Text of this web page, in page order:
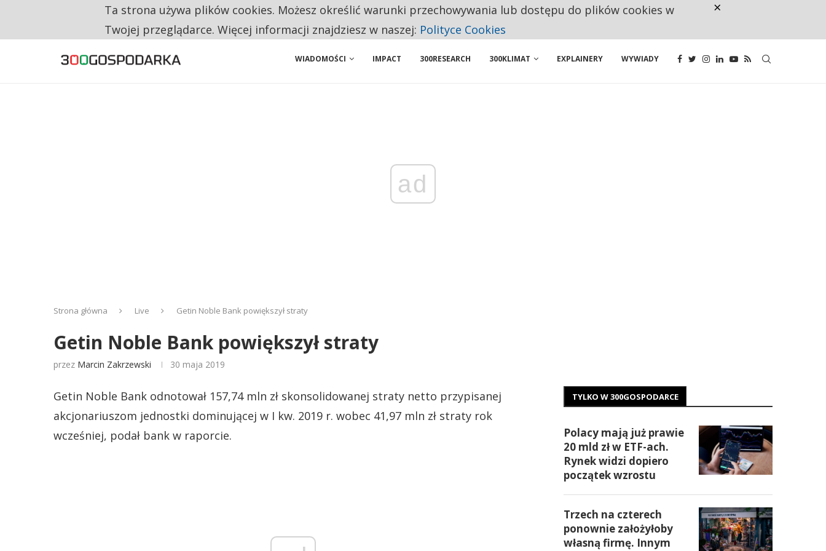
RESTRYKCJE CHIN UDERZAJĄ W EUROPEJSKI PRZEMYSŁ. NA LIŚCIE SĄ DWA PODMIOTY Z POLSKI
WIADOMOŚCI IMPACT 300RESEARCH 300KLIMAT EXPLAINERY WYWIADY
ad
Strona główna Live Getin Noble Bank powiększył straty
Getin Noble Bank powiększył straty
przez Marcin Zakrzewski 30 maja 2019
Getin Noble Bank odnotował 157,74 mln zł skonsolidowanej straty netto przypisanej
akcjonariuszom jednostki dominującej w I kw. 2019 r. wobec 41,97 mln zł straty rok
wcześniej, podał bank w raporcie.
TYLKO W 300GOSPODARCE
Polacy mają już prawie
20 mld zł w ETF-ach.
Rynek widzi dopiero
początek wzrostu
Trzech na czterech
ponownie założyłoby
własną firmę. Innym
Ta strona używa plików cookies. Możesz określić warunki przechowywania lub dostępu do plików cookies w
Twojej przeglądarce. Więcej informacji znajdziesz w naszej: Polityce Cookies
×